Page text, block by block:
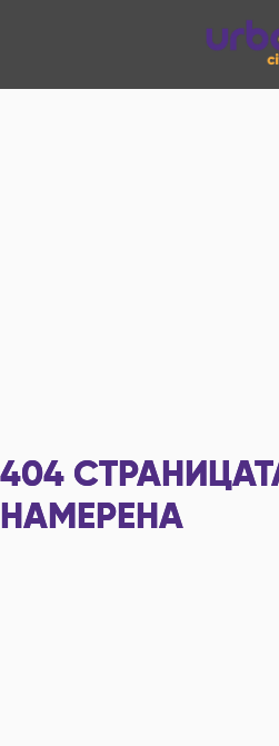
404
НАМЕРЕНА